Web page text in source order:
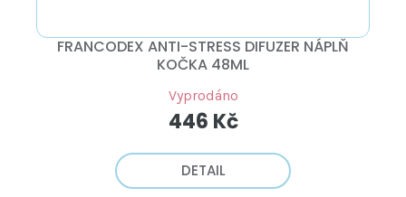
FRANCODEX ANTI-STRESS DIFUZER NÁPLŇ
KOČKA 48ML
Vyprodáno
446 Kč
DETAIL